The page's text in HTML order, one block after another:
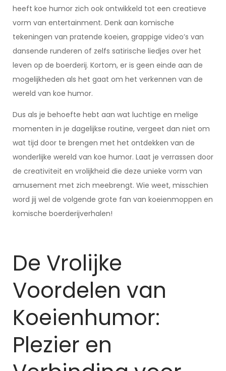
heeft koe humor zich ook ontwikkeld tot een creatieve
vorm van entertainment. Denk aan komische
tekeningen van pratende koeien, grappige video’s van
dansende runderen of zelfs satirische liedjes over het
leven op de boerderij. Kortom, er is geen einde aan de
mogelijkheden als het gaat om het verkennen van de
wereld van koe humor.
Dus als je behoefte hebt aan wat luchtige en melige
momenten in je dagelijkse routine, vergeet dan niet om
wat tijd door te brengen met het ontdekken van de
wonderlijke wereld van koe humor. Laat je verrassen door
de creativiteit en vrolijkheid die deze unieke vorm van
amusement met zich meebrengt. Wie weet, misschien
word jij wel de volgende grote fan van koeienmoppen en
komische boerderijverhalen!
De Vrolijke
Voordelen van
Koeienhumor:
Plezier en